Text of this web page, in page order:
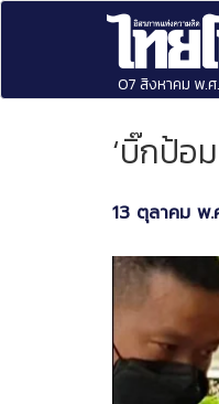
07 สิงหาคม พ.ศ
‘บิ๊กป้อ
13 ตุลาคม พ